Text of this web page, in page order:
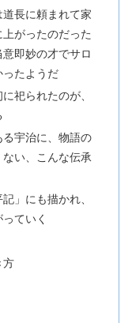
長に頼まれて家
がったのだった
即妙の才でサロ
ったようだ
祀られたのが、
る宇治に、物語の
い、こんな伝承
」にも描かれ、
ていく
方